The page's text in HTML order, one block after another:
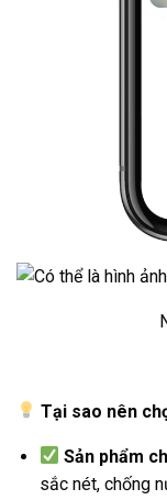
Tại sao nên
Sản phẩm
sắc nét, chống